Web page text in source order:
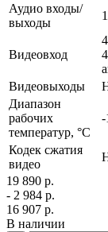
Аудио входы/
выходы
Видеовход
Видеовыходы
Диапазон
рабочих
температур, °С
Кодек сжатия
видео
19 890 р.
- 2 984 р.
16 907 р.
В наличии